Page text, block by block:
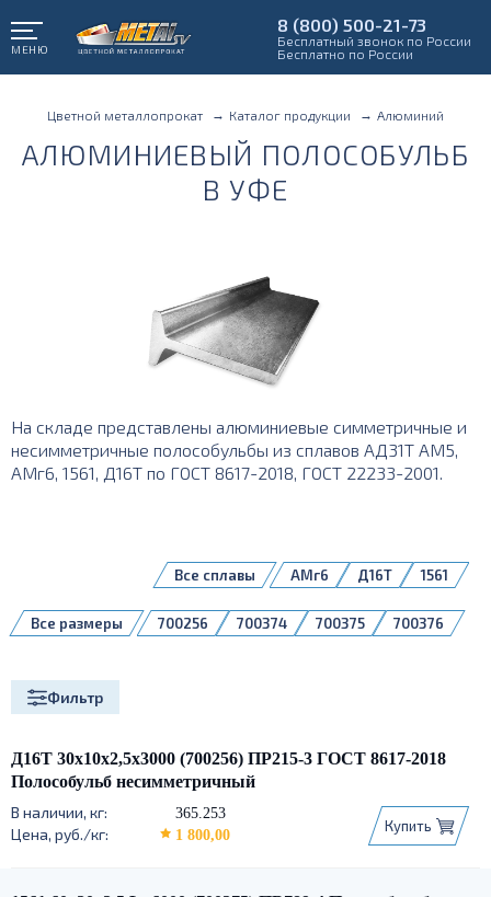
МЕНЮ
8 (800) 500-21-73
Бесплатный звонок по России
Бесплатно по России
Цветной металлопрокат Каталог продукции Алюминий
АЛЮМИНИЕВЫЙ ПОЛОСОБУЛЬБ
В УФЕ
На складе представлены алюминиевые симметричные и
несимметричные полособульбы из сплавов АД31Т АМ5,
АМг6, 1561, Д16Т по ГОСТ 8617-2018, ГОСТ 22233-2001.
АМг6 Д16Т 1561
Все сплавы
700256 700374 700375
700376
Все размеры
Фильтр
Д16Т 30х10х2,5х3000 (700256) ПР215-3 ГОСТ 8617-2018
Полособульб несимметричный
365.253
1 800,00
Купить